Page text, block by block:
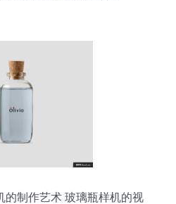
的制作艺术 玻璃瓶样机的视